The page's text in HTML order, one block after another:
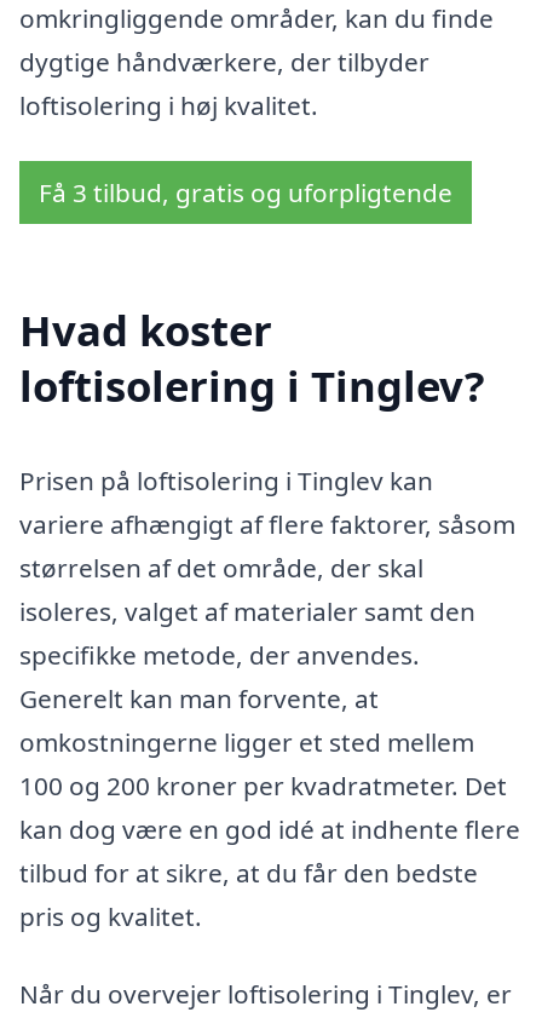
omkringliggende områder, kan du finde
dygtige håndværkere, der tilbyder
loftisolering i høj kvalitet.
Få 3 tilbud, gratis og uforpligtende
Hvad koster
loftisolering i Tinglev?
Prisen på loftisolering i Tinglev kan
variere afhængigt af flere faktorer, såsom
størrelsen af det område, der skal
isoleres, valget af materialer samt den
specifikke metode, der anvendes.
Generelt kan man forvente, at
omkostningerne ligger et sted mellem
100 og 200 kroner per kvadratmeter. Det
kan dog være en god idé at indhente flere
tilbud for at sikre, at du får den bedste
pris og kvalitet.
Når du overvejer loftisolering i Tinglev, er